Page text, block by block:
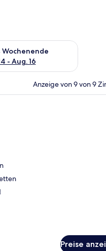
7 - Aug. 9.
Wochenende
- Aug. 16
für nächstes
Anzeige von 9 von 9
Ein Hotelzimmer mit
Preise